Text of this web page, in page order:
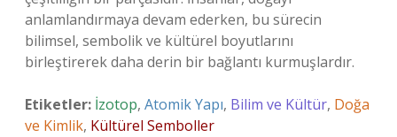
anlamlandırmaya devam ederken, bu sürecin
bilimsel, sembolik ve kültürel boyutlarını
birleştirerek daha derin bir bağlantı kurmuşlardır.
Etiketler: İzotop, Atomik Yapı, Bilim ve Kültür, Doğa
ve Kimlik, Kültürel Semboller